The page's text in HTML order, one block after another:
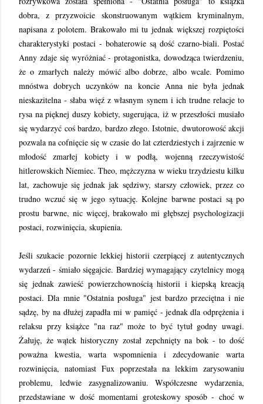
dobra, z przyzwoicie skonstruowanym wątkiem kryminalnym,
napisana z polotem. Brakowało mi tu jednak większej rozpiętości
charakterystyki postaci - bohaterowie są dość czarno-biali. Postać
Anny zdaje się wyróżniać - protagonistka, dowodząca twierdzeniu,
że o zmarłych należy mówić albo dobrze, albo wcale. Pomimo
mnóstwa dobrych uczynków na koncie Anna nie była jednak
nieskazitelna - słaba więź z własnym synem i ich trudne relacje to
rysa na pięknej duszy kobiety, sugerująca, iż w przeszłości musiało
się wydarzyć coś bardzo, bardzo złego. Istotnie, dwutorowość akcji
pozwala na cofnięcie się w czasie do lat czterdziestych i zajrzenie w
młodość zmarłej kobiety i w podłą, wojenną rzeczywistość
hitlerowskich Niemiec. Theo, mężczyzna w wieku trzydziestu kilku
lat, zachowuje się jednak jak sędziwy, starszy człowiek, przez co
trudno wczuć się w jego sytuację. Kolejne barwne postaci są po
prostu barwne, nic więcej, brakowało mi głębszej psychologizacji
postaci, rozwinięcia, skupienia.
Jeśli szukacie pozornie lekkiej historii czerpiącej z autentycznych
wydarzeń - śmiało sięgajcie. Bardziej wymagający czytelnicy mogą
się jednak zawieść powierzchownością historii i kiepską kreacją
postaci. Dla mnie "Ostatnia posługa" jest bardzo przeciętna i nie
sądzę, by na dłużej zapadła mi w pamięć - jednak dla odprężenia i
relaksu przy książce "na raz" może to być tytuł godny uwagi.
Żałuję, że wątek historyczny został zepchnięty na bok - to dość
poważna kwestia, warta wspomnienia i zdecydowanie warta
rozwinięcia, natomiast Fux poprzestała na lekkim zarysowaniu
problemu, ledwie zasygnalizowaniu. Współczesne wydarzenia,
przedstawiane w dość momentami groteskowy sposób - choć w